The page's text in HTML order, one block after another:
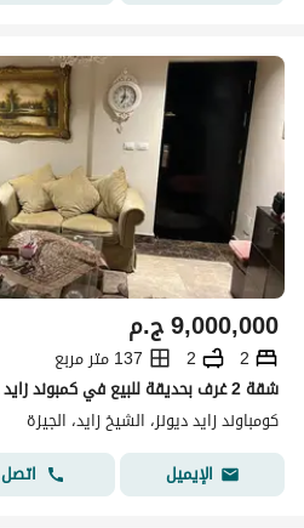
ج.م9,000,000
2
2
137 متر مربع
كومباوند زايد ديونز، الشيخ زايد، الجيزة
الإيميل
اتصل